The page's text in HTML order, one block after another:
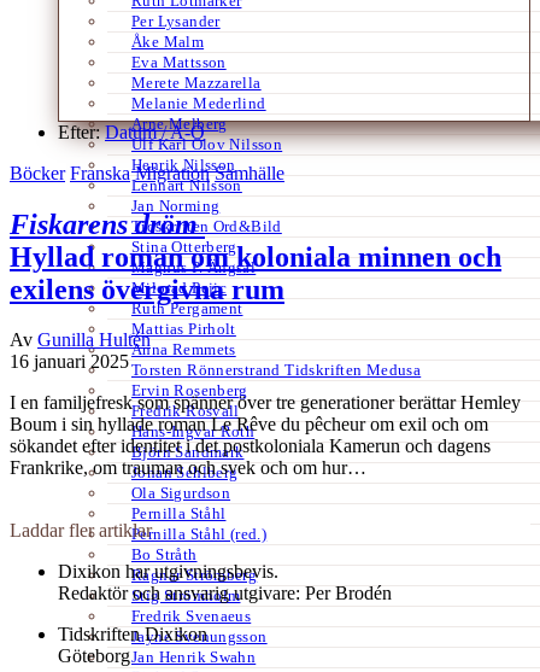
Per Lysander
Åke Malm
Eva Mattsson
Merete Mazzarella
Melanie Mederlind
Arne Melberg
Ulf Karl Olov Nilsson
Henrik Nilsson
Lennart Nilsson
Jan Norming
Tidskriften Ord&Bild
Stina Otterberg
Magnus P. Ängsal
Milorad Pejic
Ruth Pergament
Mattias Pirholt
Anna Remmets
Torsten Rönnerstrand Tidskriften Medusa
Ervin Rosenberg
Fredrik Rosvall
Hans-Ingvar Roth
Björn Sandmark
Johan Sehlberg
Ola Sigurdson
Pernilla Ståhl
Pernilla Ståhl (red.)
Bo Stråth
Ragnar Strömberg
Stig Strömholm
Fredrik Svenaeus
Jayne Svenungsson
Jan Henrik Swahn
Efter:Datum /A-Ö
Böcker Franska Migration Samhälle
Fiskarens dröm
Hyllad roman om koloniala minnen och
exilens övergivna rum
Av Gunilla Hultén
16 januari 2025
I en familjefresk som spänner över tre generationer berättar Hemley
Boum i sin hyllade roman Le Rêve du pêcheur om exil och om
sökandet efter identitet i det postkoloniala Kamerun och dagens
Frankrike, om trauman och svek och om hur…
Laddar fler artiklar
Dixikon har utgivningsbevis.
Redaktör och ansvarig utgivare: Per Brodén
Tidskriften Dixikon
Göteborg